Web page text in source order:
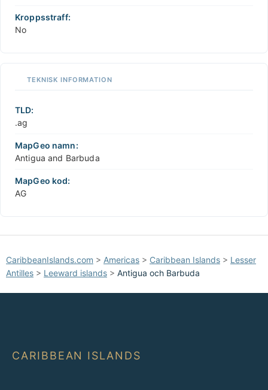
Kroppsstraff:
No
TEKNISK INFORMATION
TLD:
.ag
MapGeo namn:
Antigua and Barbuda
MapGeo kod:
AG
CaribbeanIslands.com > Americas > Caribbean Islands > Lesser
Antilles > Leeward islands > Antigua och Barbuda
CARIBBEAN ISLANDS